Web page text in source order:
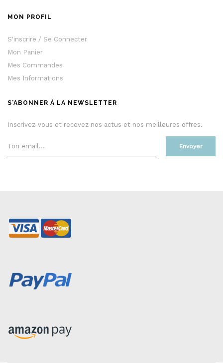
MON PROFIL
S'inscrire / Se Connecter
Mon Panier
Mes Commandes
Mes Informations
S'ABONNER À LA NEWSLETTER
Inscrivez-vous et recevez nos actus et nos meilleures offres.
Envoyer